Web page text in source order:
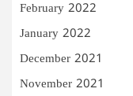
February 2022
January 2022
December 2021
November 2021